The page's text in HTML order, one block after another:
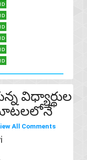
విధ్యార్థుల
All Comments